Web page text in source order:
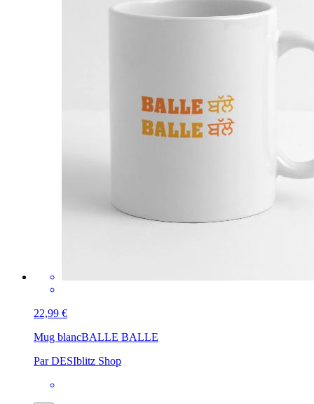
22,99 €
Mug blancBALLE BALLE
Par DESIblitz Shop